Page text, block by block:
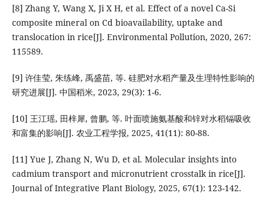
[8] Zhang Y, Wang X, Ji X H, et al. Effect of a novel Ca-Si
composite mineral on Cd bioavailability, uptake and
translocation in rice[J]. Environmental Pollution, 2020, 267:
115589.
[9] 许佳莹, 朱练峰, 禹盛苗, 等. 硅肥对水稻产量及生理特性影响的
研究进展[J]. 中国稻米, 2023, 29(3): 1-6.
[10] 王江瑶, 田梓犀, 曾鹏, 等. 叶面喷施氨基酸和锌对水稻镉吸收
和富集的影响[J]. 农业工程学报, 2025, 41(11): 80-88.
[11] Yue J, Zhang N, Wu D, et al. Molecular insights into
cadmium transport and micronutrient crosstalk in rice[J].
Journal of Integrative Plant Biology, 2025, 67(1): 123-142.